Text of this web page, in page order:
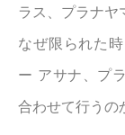
ラス、プラナヤ
なぜ限られた
ー アサナ、プ
合わせて行うの